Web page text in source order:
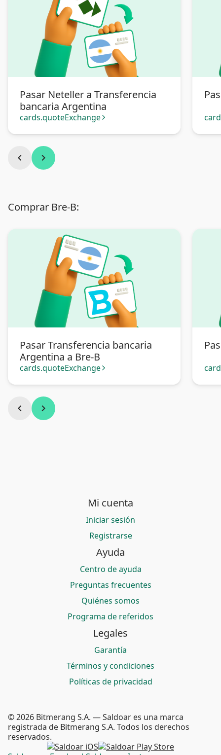
Pasar Neteller a Transferencia
bancaria Argentina
cards.quoteExchange arrow_forward_ios
chevron_left chevron_right
Comprar Bre-B:
Pasar Transferencia bancaria
Argentina a Bre-B
cards.quoteExchange arrow_forward_ios
chevron_left chevron_right
Mi cuenta
Iniciar sesión
Registrarse
Ayuda
Centro de ayuda
Preguntas frecuentes
Quiénes somos
Programa de referidos
Legales
Garantía
Términos y condiciones
Políticas de privacidad
© 2026 Bitmerang S.A. — Saldoar es una marca
registrada de Bitmerang S.A. Todos los derechos
reservados.